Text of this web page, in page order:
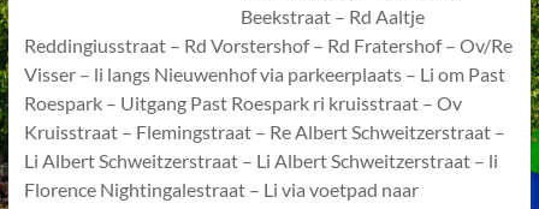
Beekstraat – Rd Aaltje
Reddingiusstraat – Rd Vorstershof – Rd Fratershof – Ov/Re
Visser – li langs Nieuwenhof via parkeerplaats – Li om Past
Roespark – Uitgang Past Roespark ri kruisstraat – Ov
Kruisstraat – Flemingstraat – Re Albert Schweitzerstraat –
Li Albert Schweitzerstraat – Li Albert Schweitzerstraat – li
Florence Nightingalestraat – Li via voetpad naar